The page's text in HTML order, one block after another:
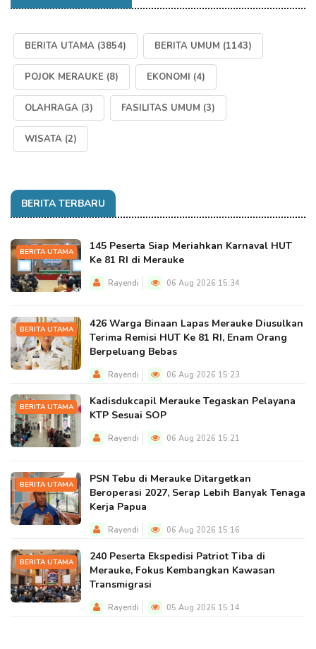
BERITA UTAMA (3854) BERITA UMUM (1143)
POJOK MERAUKE (8) EKONOMI (4)
OLAHRAGA (3) FASILITAS UMUM (3)
WISATA (2)
BERITA TERBARU
BERITA UTAMA
145 Peserta Siap Meriahkan Karnaval HUT
Ke 81 RI di Merauke
Rayendi 06 Aug 2026 15:34
BERITA UTAMA
426 Warga Binaan Lapas Merauke Diusulkan
Terima Remisi HUT Ke 81 RI, Enam Orang
Berpeluang Bebas
Rayendi 06 Aug 2026 15:23
BERITA UTAMA
Kadisdukcapil Merauke Tegaskan Pelayana
KTP Sesuai SOP
Rayendi 06 Aug 2026 15:21
BERITA UTAMA
PSN Tebu di Merauke Ditargetkan
Beroperasi 2027, Serap Lebih Banyak Tenaga
Kerja Papua
Rayendi 06 Aug 2026 15:16
BERITA UTAMA
240 Peserta Ekspedisi Patriot Tiba di
Merauke, Fokus Kembangkan Kawasan
Transmigrasi
Rayendi 05 Aug 2026 15:14